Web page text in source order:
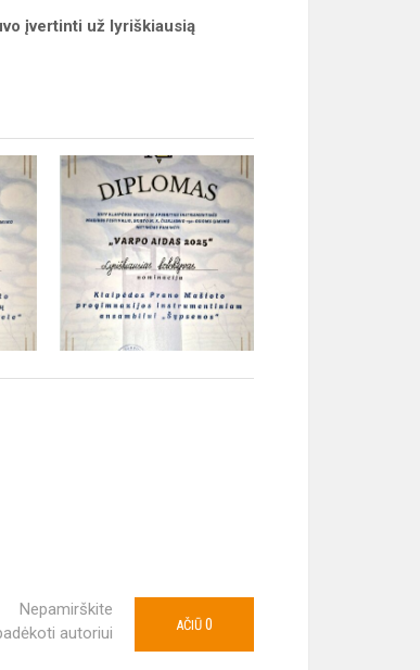
įvertinti už lyriškiausią
Nepamirškite
autoriui
AČIŪ 0